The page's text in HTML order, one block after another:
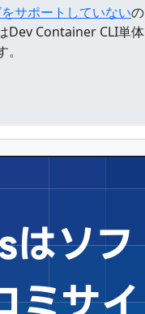
サポートしていない
Dev Container CLI単
ソフ